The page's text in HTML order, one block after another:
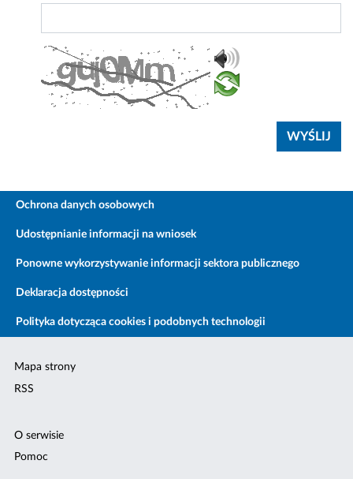
Ochrona danych osobowych
Udostępnianie informacji na wniosek
Ponowne wykorzystywanie informacji sektora publicznego
Deklaracja dostępności
Polityka dotycząca cookies i podobnych technologii
Mapa strony
RSS
O serwisie
Pomoc